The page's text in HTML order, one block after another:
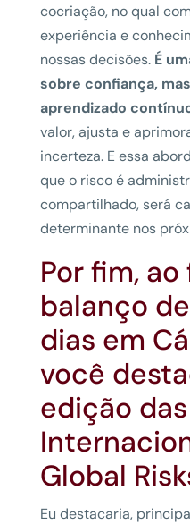
cocriação, no qual
experiência e
nossas decisões. É
sobre confiança,
aprendizado
valor, ajusta e
incerteza. E essa
que o risco é
compartilhado, será
determinante nos
Por fim,
balanço
dias em
você
edição
Global
Eu destacaria,